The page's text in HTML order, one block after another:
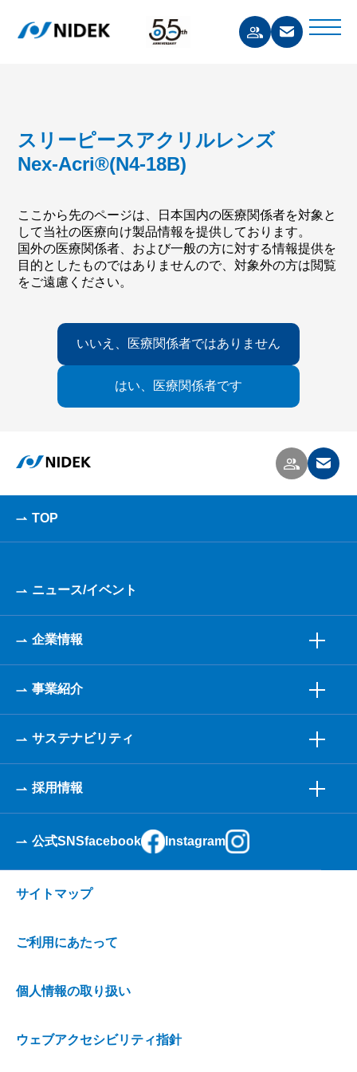
スリーピースアクリルレンズ
Nex-Acri®(N4-18B)
ここから先のページは、日本国内の医療関係者を対象と
して当社の医療向け製品情報を提供しております。
国外の医療関係者、および一般の方に対する情報提供を
目的としたものではありませんので、対象外の方は閲覧
をご遠慮ください。
いいえ、医療関係者ではありません
はい、医療関係者です
TOP
ニュース/イベント
企業情報
事業紹介
サステナビリティ
採用情報
公式SNSfacebook Instagram
サイトマップ
ご利用にあたって
個人情報の取り扱い
ウェブアクセシビリティ指針